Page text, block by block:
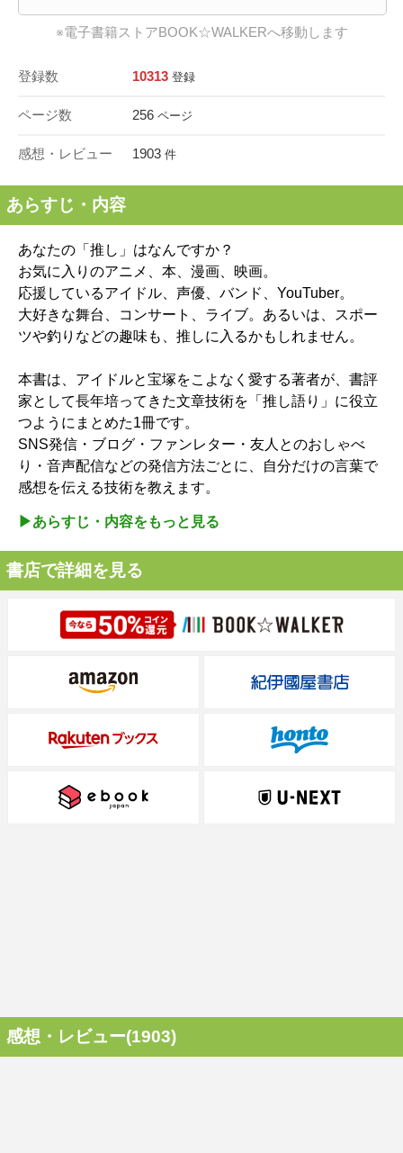
※電子書籍ストアBOOK☆WALKERへ移動します
登録数 10313 登録
ページ数 256 ページ
感想・レビュー 1903 件
あらすじ・内容
あなたの「推し」はなんですか？
お気に入りのアニメ、本、漫画、映画。
応援しているアイドル、声優、バンド、YouTuber。
大好きな舞台、コンサート、ライブ。あるいは、スポー
ツや釣りなどの趣味も、推しに入るかもしれません。
本書は、アイドルと宝塚をこよなく愛する著者が、書評
家として長年培ってきた文章技術を「推し語り」に役立
つようにまとめた1冊です。
SNS発信・ブログ・ファンレター・友人とのおしゃべ
り・音声配信などの発信方法ごとに、自分だけの言葉で
感想を伝える技術を教えます。
▶︎あらすじ・内容をもっと見る
書店で詳細を見る
感想・レビュー(1903)